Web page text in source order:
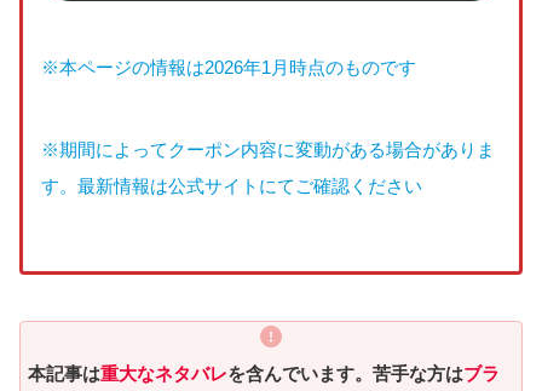
※本ページの情報は2026年1月時点のものです
※期間によってクーポン内容に変動がある場合がありま
す。最新情報は公式サイトにてご確認ください
本記事は重大なネタバレを含んでいます。苦手な方はブラ